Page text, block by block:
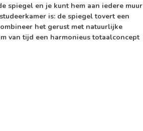
spiegel en je kunt hem aan iedere muur
is: de spiegel tovert een
het gerust met natuurlijke
van tijd een harmonieus totaalconcept